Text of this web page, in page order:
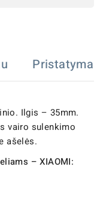
Pristatymas
Ilgis – 35mm.
vairo sulenkimo
ašelės.
– XIAOMI: